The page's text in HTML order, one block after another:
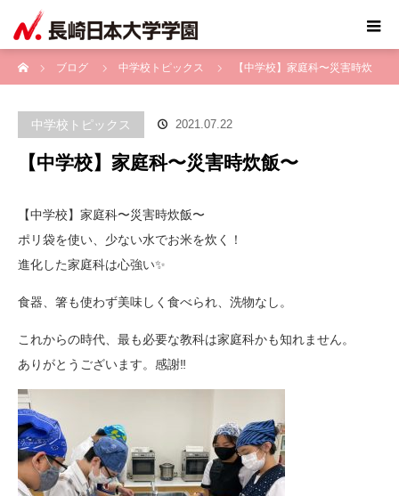
ブログ
中学校トピックス 【中学校】家庭科〜災害時炊
中学校トピックス 2021.07.22
【中学校】家庭科〜災害時炊飯〜
【中学校】家庭科〜災害時炊飯〜
ポリ袋を使い、少ない水でお米を炊く！
進化した家庭科は心強い✨
食器、箸も使わず美味しく食べられ、洗物なし。
これからの時代、最も必要な教科は家庭科かも知れません。
ありがとうございます。感謝‼️